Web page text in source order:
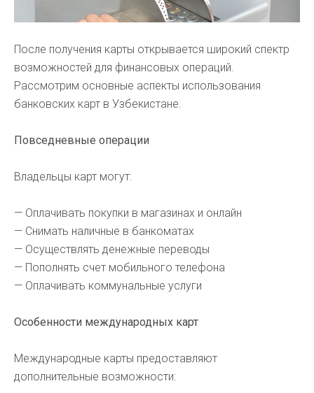
После получения карты открывается широкий спектр
возможностей для финансовых операций.
Рассмотрим основные аспекты использования
банковских карт в Узбекистане.
Повседневные операции
Владельцы карт могут:
— Оплачивать покупки в магазинах и онлайн
— Снимать наличные в банкоматах
— Осуществлять денежные переводы
— Пополнять счет мобильного телефона
— Оплачивать коммунальные услуги
Особенности международных карт
Международные карты предоставляют
дополнительные возможности: